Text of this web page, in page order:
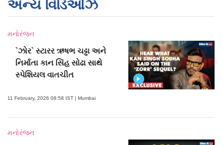
અન્ય વિડિઓઝ
મનોરંજન
`ઝોર` સ્ટારર ઋષભ ચઢ્ઢા અને
નિર્માતા કાન સિંહ સોઢા સાથે
સ્પેશિયલ વાતચીત
11 February, 2026 08:58 IST | Mumbai
મનોરંજન